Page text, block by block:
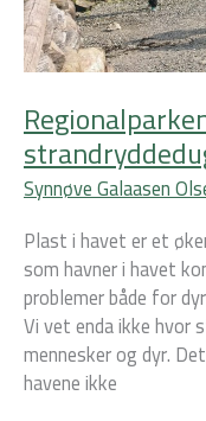
Synnøve Galaasen
Plast i havet er et
som havner i havet
problemer både for
Vi vet enda ikke hvor
mennesker og dyr.
havene ikke